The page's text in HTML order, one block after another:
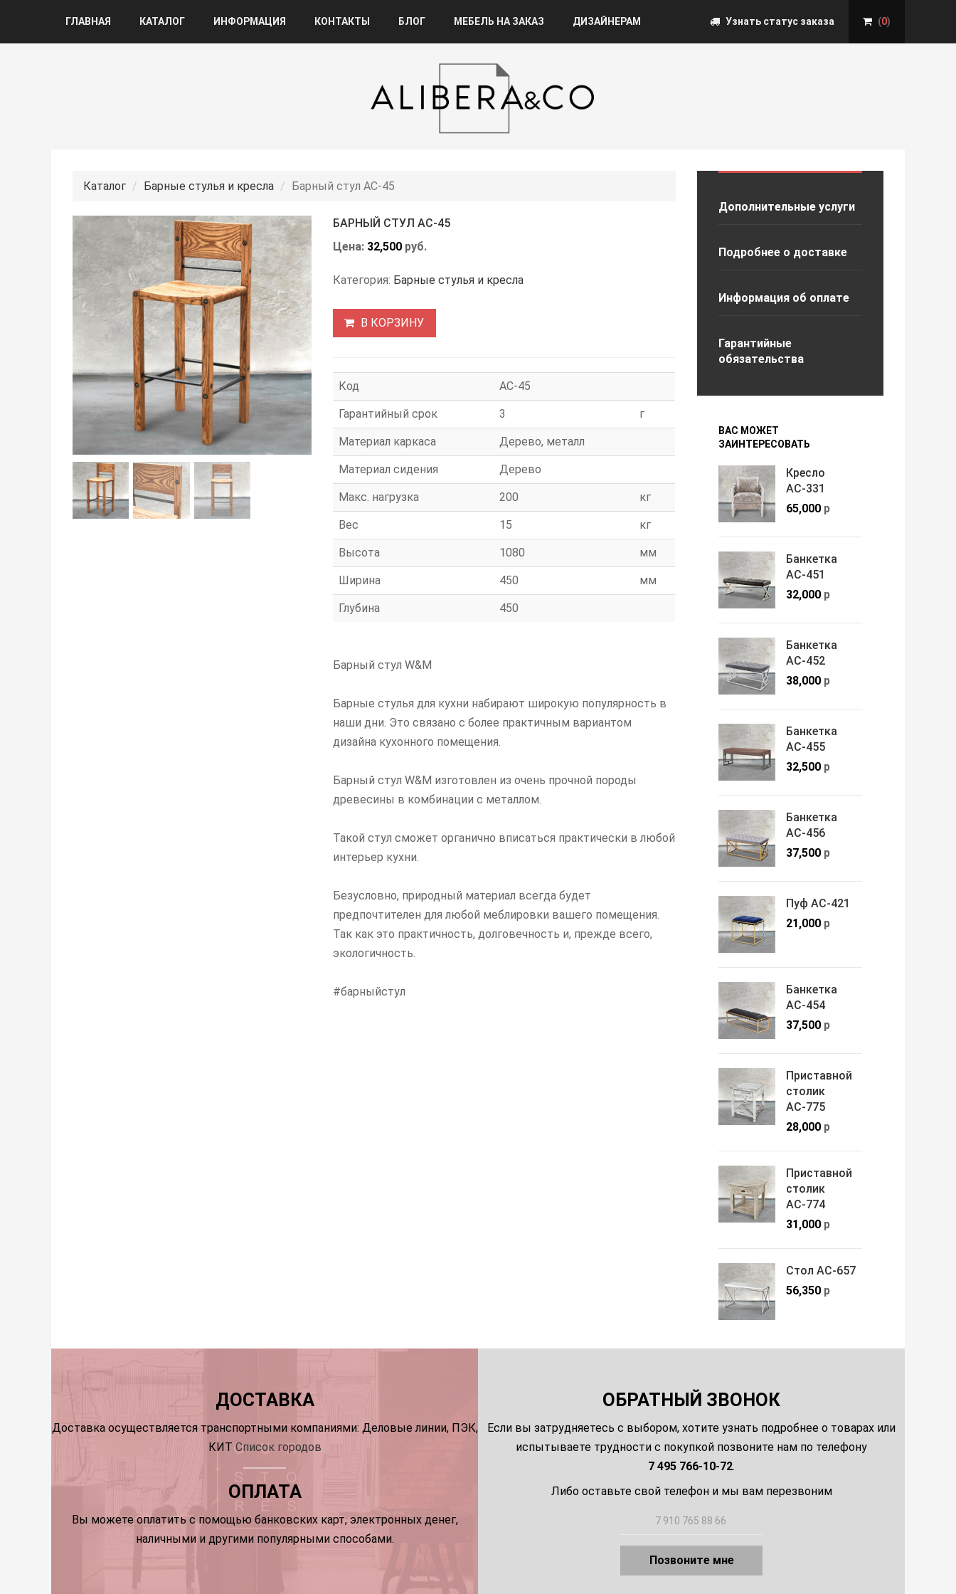
Узнать статус заказа (0)
ГЛАВНАЯ КАТАЛОГ ИНФОРМАЦИЯ КОНТАКТЫ БЛОГ МЕБЕЛЬ НА ЗАКАЗ ДИЗАЙНЕРАМ
Каталог Барные стулья и кресла Барный стул АС-45
БАРНЫЙ СТУЛ АС-45
Цена: 32,500руб.
Категория: Барные стулья и кресла
В КОРЗИНУ
Код АС-45
Гарантийный срок 3 г
Материал каркаса Дерево, металл
Материал сидения Дерево
Макс. нагрузка 200 кг
Вес 15 кг
Высота 1080 мм
Ширина 450 мм
Глубина 450
Барный стул W&M
Барные стулья для кухни набирают широкую популярность в
наши дни. Это связано с более практичным вариантом
дизайна кухонного помещения.
Барный стул W&M изготовлен из очень прочной породы
древесины в комбинации с металлом.
Такой стул сможет органично вписаться практически в любой
интерьер кухни.
Безусловно, природный материал всегда будет
предпочтителен для любой меблировки вашего помещения.
Так как это практичность, долговечность и, прежде всего,
экологичность.
#барныйстул
Дополнительные услуги
Подробнее о доставке
Информация об оплате
Гарантийные
обязательства
ВАС МОЖЕТ
ЗАИНТЕРЕСОВАТЬ
Кресло
АС-331
65,000р
Банкетка
АС-451
32,000р
Банкетка
АС-452
38,000р
Банкетка
АС-455
32,500р
Банкетка
АС-456
37,500р
Пуф АС-421
21,000р
Банкетка
АС-454
37,500р
Приставной
столик
АС-775
28,000р
Приставной
столик
АС-774
31,000р
Стол АС-657
56,350р
ДОСТАВКА
Доставка осуществляется транспортными компаниями: Деловые линии, ПЭК,
КИТСписок городов
ОПЛАТА
Вы можете оплатить с помощью банковских карт, электронных денег,
наличными и другими популярными способами.
ОБРАТНЫЙ ЗВОНОК
Если вы затрудняетесь с выбором, хотите узнать подробнее о товарах или
испытываете трудности с покупкой позвоните нам по телефону
7 495 766-10-72.
Либо оставьте свой телефон и мы вам перезвоним
Позвоните мне